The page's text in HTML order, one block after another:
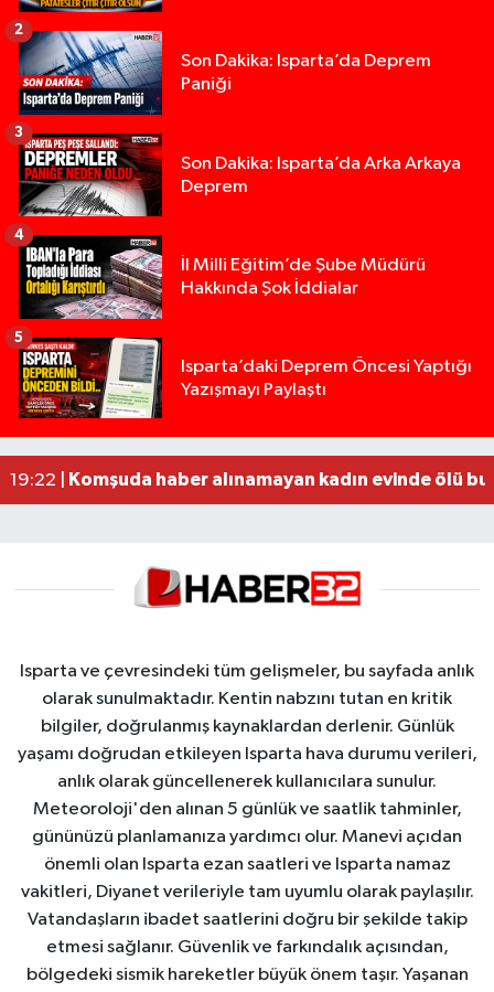
Son Dakika: Isparta’da Deprem
Paniği
2
Son Dakika: Isparta’da Arka Arkaya
Deprem
3
İl Milli Eğitim’de Şube Müdürü
Hakkında Şok İddialar
4
Isparta’daki Deprem Öncesi Yaptığı
Yazışmayı Paylaştı
5
13:00 |Yığılca'da kardeşler arasındaki silahlı kavgada
12:48 |Tur teknesi çalışanlarının birbirine girdiği kavga
02:26 |MOTOSİKLETLE ÇARPIŞAN OTOMOBİL GÜL
19:22 |
Komşuda haber alınamayan kadın evinde ölü
Isparta ve çevresindeki tüm gelişmeler, bu sayfada anlık
olarak sunulmaktadır. Kentin nabzını tutan en kritik
bilgiler, doğrulanmış kaynaklardan derlenir. Günlük
yaşamı doğrudan etkileyen Isparta hava durumu verileri,
anlık olarak güncellenerek kullanıcılara sunulur.
Meteoroloji'den alınan 5 günlük ve saatlik tahminler,
gününüzü planlamanıza yardımcı olur. Manevi açıdan
önemli olan Isparta ezan saatleri ve Isparta namaz
vakitleri, Diyanet verileriyle tam uyumlu olarak paylaşılır.
Vatandaşların ibadet saatlerini doğru bir şekilde takip
etmesi sağlanır. Güvenlik ve farkındalık açısından,
bölgedeki sismik hareketler büyük önem taşır. Yaşanan